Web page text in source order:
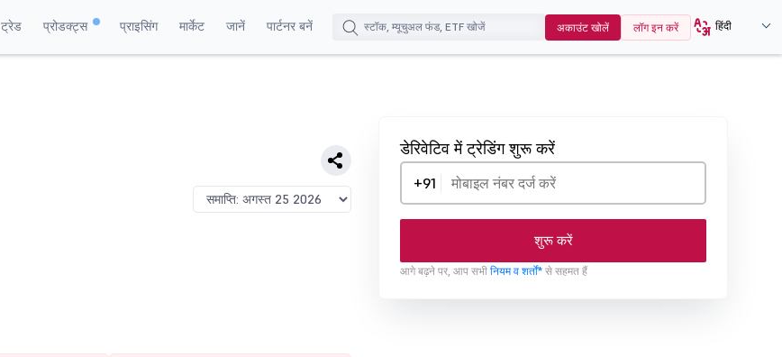
ट्रेड प्रोडक्ट्स प्राइसिंग मार्केट जानें पार्टनर बनें अकाउंट खोलें लॉग इन करें हिंदी
डेरिवेटिव में ट्रेडिंग शुरू करें
+91
शुरू करें
आगे बढ़ने पर, आप सभी नियम व शर्तों* से सहमत हैं